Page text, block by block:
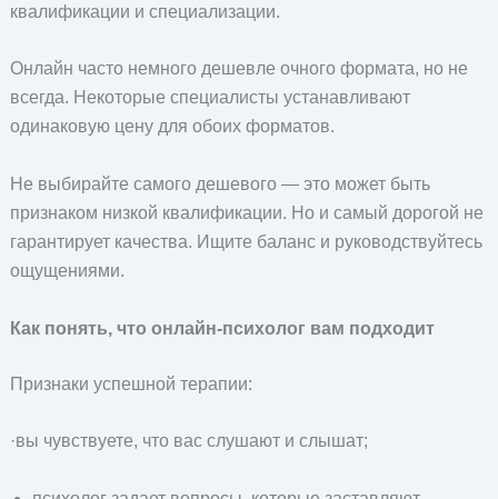
квалификации и специализации.
Онлайн часто немного дешевле очного формата, но не
всегда. Некоторые специалисты устанавливают
одинаковую цену для обоих форматов.
Не выбирайте самого дешевого — это может быть
признаком низкой квалификации. Но и самый дорогой не
гарантирует качества. Ищите баланс и руководствуйтесь
ощущениями.
Как понять, что онлайн-психолог вам подходит
Признаки успешной терапии:
·вы чувствуете, что вас слушают и слышат;